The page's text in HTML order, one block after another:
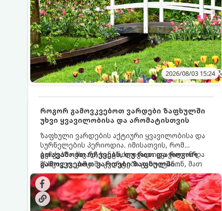
2026/08/03 15:24
როგორ გამოვკვებოთ ვარდები ზაფხულში
უხვი ყვავილობისა და არომატისთვის
ზაფხული ვარდების აქტიური ყვავილობისა და
სურნელების პერიოდია. იმისათვის, რომ
ბუჩქებმა უხვად, ხანგრძლივად იყვავილონ და
მსხვილი, კაშკაშა კვირტები გამოიტანონ, მათ
რეგულარული და სწორი გამოკვება
სჭირდებათ. ზაფხულის პერიოდში მცენარის
მოთხოვნილებები იცვლება, ამიტომ
მნიშვნელოვანია ვიცოდეთ, რომელი სასუქები
გთავაზობთ რჩევებს, თუ რით და როგორ
გამოვკვებოთ ვარდები ზაფხულში
საუკეთესო შედეგის მისაღწევად: